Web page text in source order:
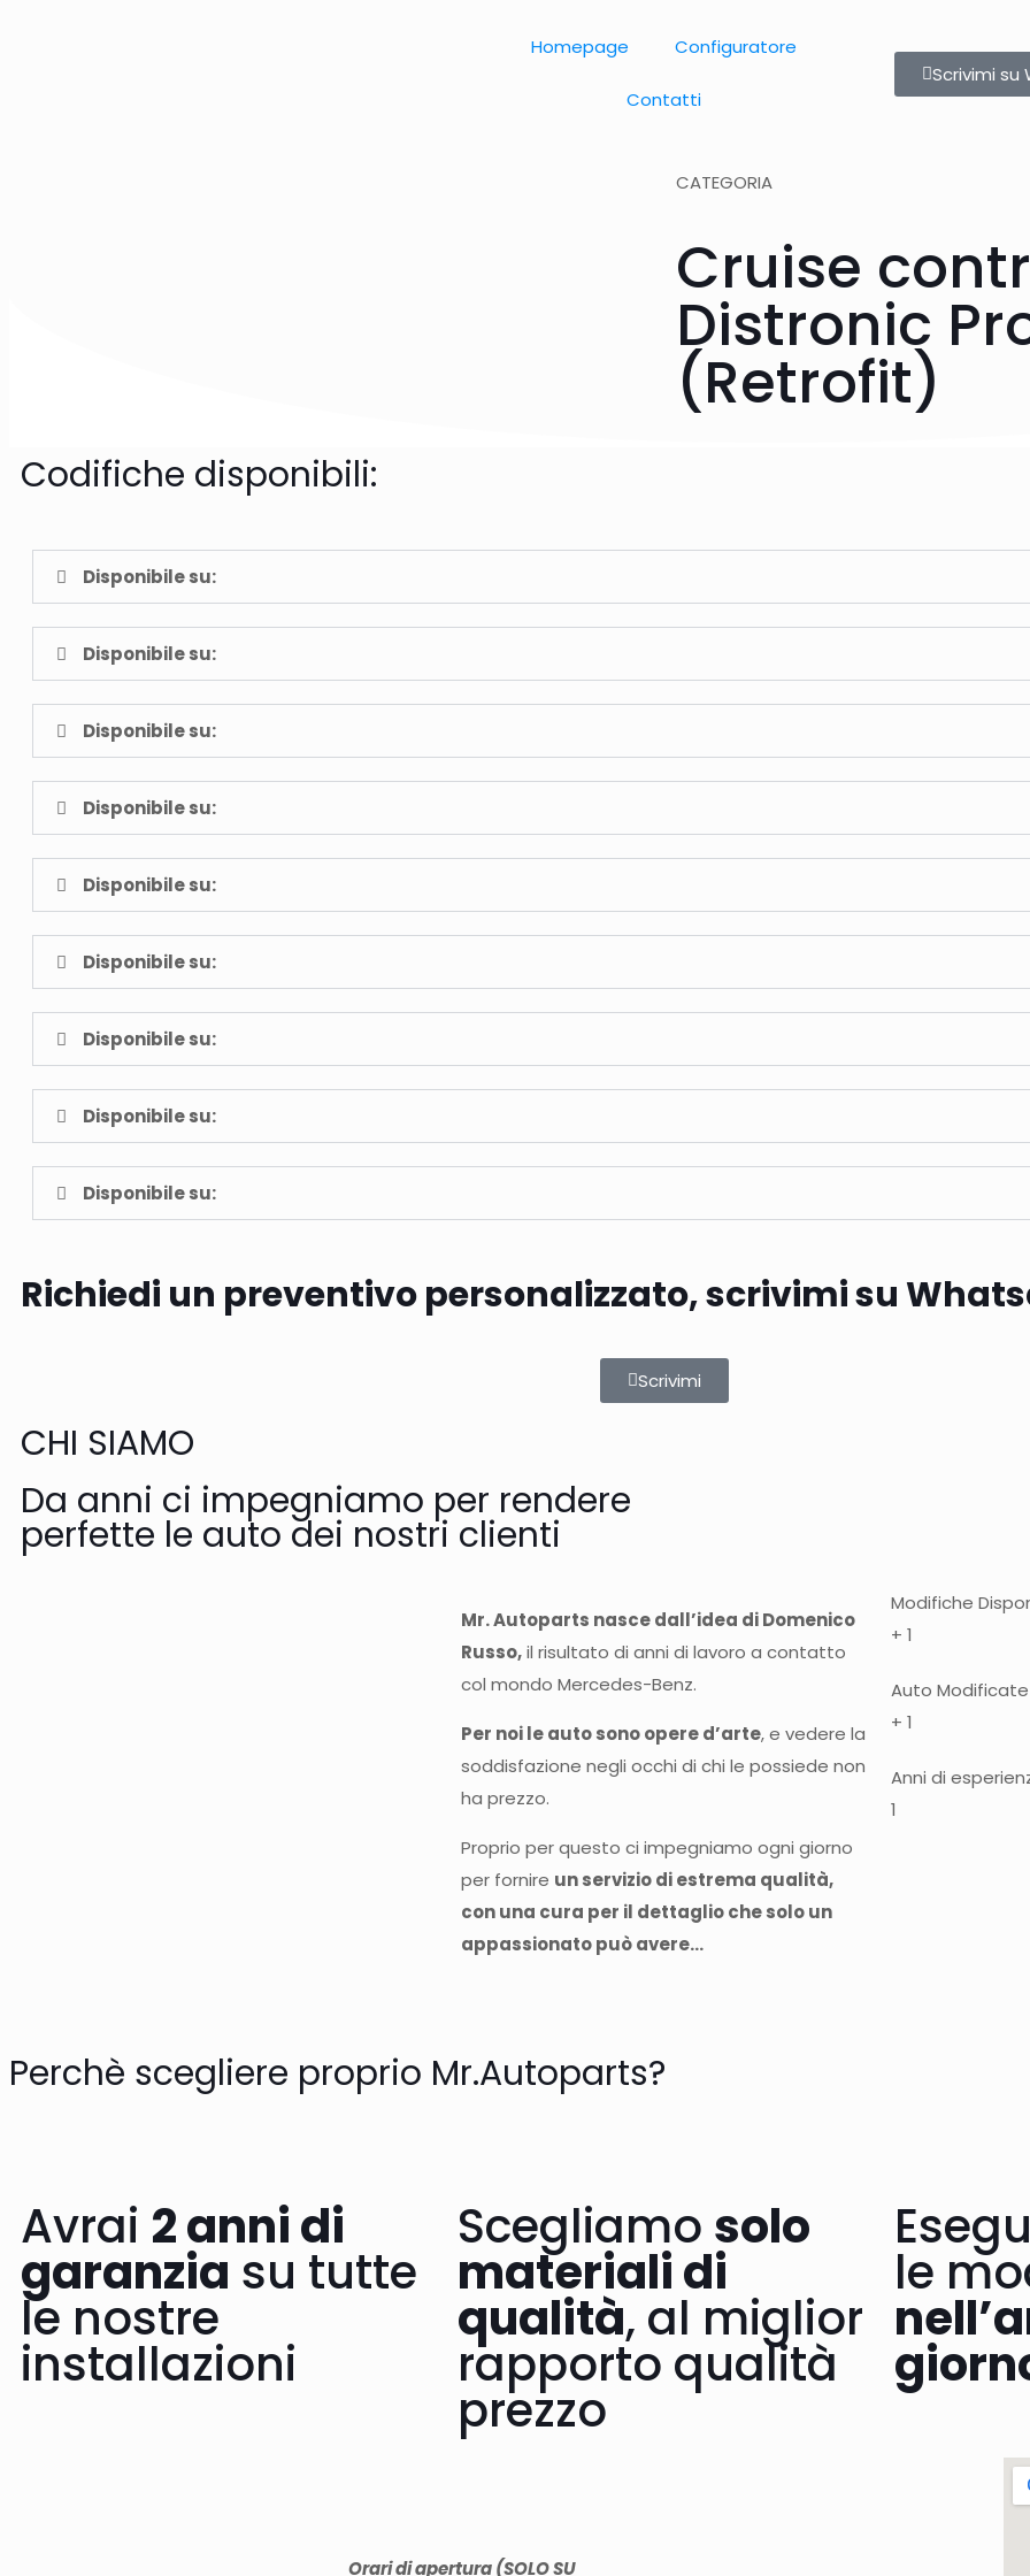
Homepage Configuratore
Contatti
Scrivimi
CATEGORIA
Cruise
Distronic
(Retrofit)
Codifiche disponibili:
Disponibile su:
Disponibile su:
Disponibile su:
Disponibile su:
Disponibile su:
Disponibile su:
Disponibile su:
Disponibile su:
Disponibile su:
Richiedi un preventivo personalizzato, scrivimi su
Scrivimi
CHI SIAMO
Da anni ci impegniamo per rendere
perfette le auto dei nostri clienti
Mr. Autoparts nasce dall’idea di Domenico
Russo,il risultato di anni di lavoro a contatto
col mondo Mercedes-Benz.
Per noi le auto sono opere d’arte, e vedere la
soddisfazione negli occhi di chi le possiede non
ha prezzo.
Proprio per questo ci impegniamo ogni giorno
per fornire un servizio di estrema qualità,
con una cura per il dettaglio che solo un
appassionato può avere…
Modifiche
+ 1
Auto Modificate
+ 1
Anni di
1
Perchè scegliere proprio Mr.Autoparts?
Avrai 2 anni di
garanzia su tutte
le nostre
installazioni
Scegliamo solo
materiali di
qualità, al miglior
rapporto qualità
prezzo
le
Orari di apertura (SOLO SU